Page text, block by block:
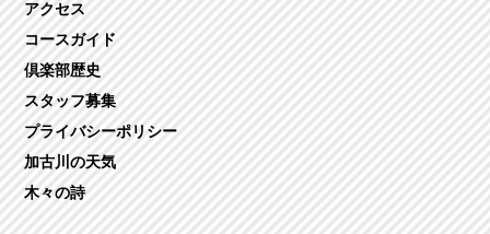
アクセス
コースガイド
倶楽部歴史
スタッフ募集
プライバシーポリシー
加古川の天気
木々の詩